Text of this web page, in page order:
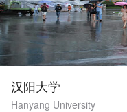
汉阳大学
Hanyang University